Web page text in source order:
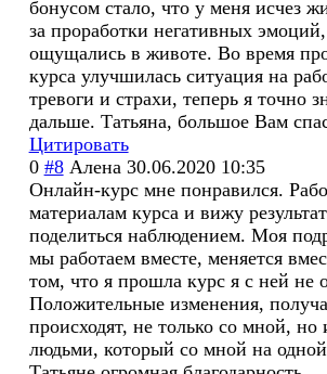
бонусом стало, что у меня исчез
за проработки негативных
ощущались в животе. Во время
курса улучшилась ситуация на
тревоги и страхи, теперь я точно
дальше. Татьяна, большое Вам
Цитировать
0 #8 Алена 30.06.2020 10:35
Онлайн-курс мне понравился.
материалам курса и вижу
поделиться наблюдением. Моя
мы работаем вместе, меняется
том, что я прошла курс я с ней не
Положительные изменения,
происходят, не только со мной,
людьми, который со мной на